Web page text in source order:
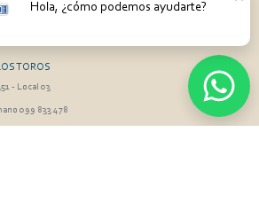
TOROS
- Local 03
099 833 478
Hola, ¿cómo podemos ayudarte?